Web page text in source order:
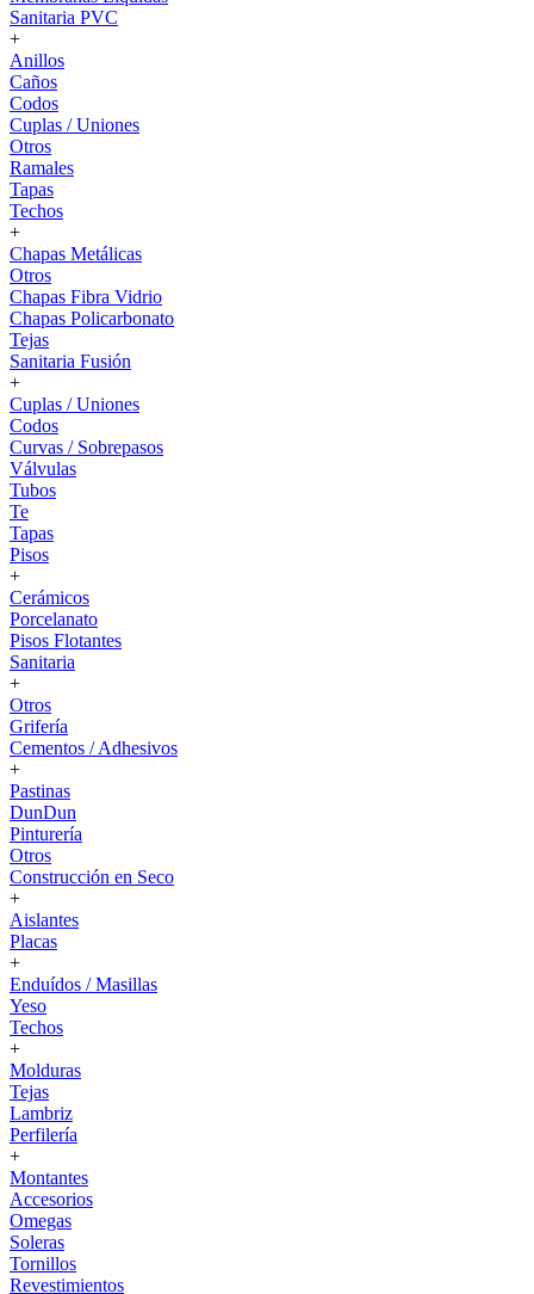
Sanitaria PVC
+
Anillos
Caños
Codos
Cuplas / Uniones
Otros
Ramales
Tapas
Techos
+
Chapas Metálicas
Otros
Chapas Fibra Vidrio
Chapas Policarbonato
Tejas
Sanitaria Fusión
+
Cuplas / Uniones
Codos
Curvas / Sobrepasos
Válvulas
Tubos
Te
Tapas
Pisos
+
Cerámicos
Porcelanato
Pisos Flotantes
Sanitaria
+
Otros
Grifería
Cementos / Adhesivos
+
Pastinas
DunDun
Pinturería
Otros
Construcción en Seco
+
Aislantes
Placas
+
Enduídos / Masillas
Yeso
Techos
+
Molduras
Tejas
Lambriz
Perfilería
+
Montantes
Accesorios
Omegas
Soleras
Tornillos
Revestimientos